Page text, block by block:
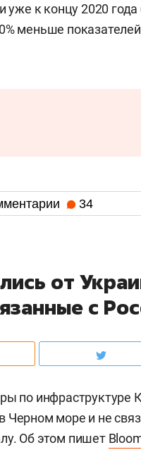
уже к концу 2020
меньше
34
от
с
по инфраструктуре
Черном море и не
Об этом пишет